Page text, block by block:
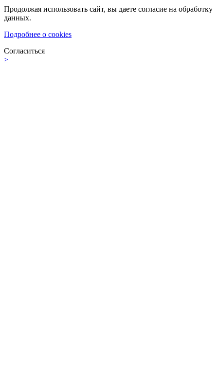
Продолжая использовать сайт, вы даете согласие на обработку
данных.
Подробнее о cookies
Согласиться
>